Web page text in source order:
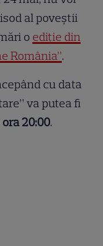
al poveștii
o ediție din
România”.
cu data
va putea fi
20:00.